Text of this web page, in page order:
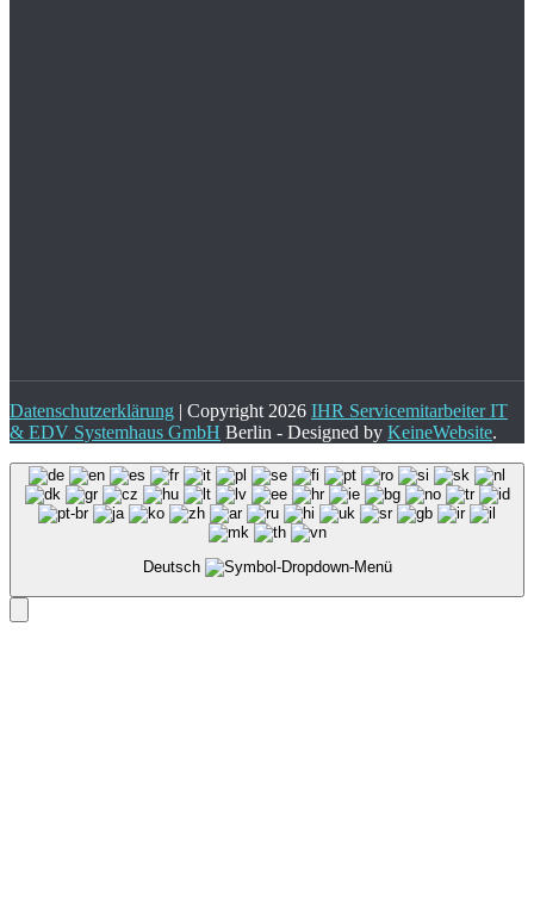
Datenschutzerklärung | Copyright 2026 IHR Servicemitarbeiter IT
& EDV Systemhaus GmbH Berlin - Designed by KeineWebsite.
Deutsch